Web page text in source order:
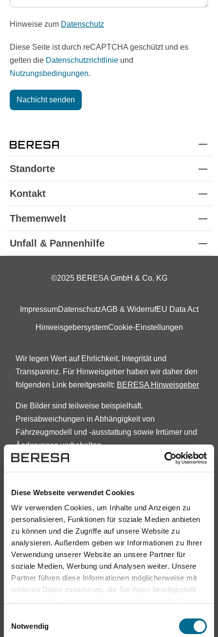
Diese Webseite verwendet Cookies
Wir verwenden Cookies, um Inhalte und Anzeigen zu
personalisieren, Funktionen für soziale Medien anbieten
zu können und die Zugriffe auf unsere Website zu
analysieren. Außerdem geben wir Informationen zu Ihrer
Verwendung unserer Website an unsere Partner für
soziale Medien, Werbung und Analysen weiter. Unsere
Partner führen diese Informationen möglicherweise mit
weiteren Daten zusammen, die Sie ihnen bereitgestellt
Cookies, wenn Sie unsere Webseite weiterhin nutzen.
Notwendig
Hinweise zum Datenschutz
Diese Seite ist durch reCAPTCHA geschützt und es
gelten die Datenschutzrichtlinie und
Nutzungsbedingungen.
Nachicht senden
Standorte
Kontakt
Themenwelt
Unfall & Pannenhilfe
©2025 BERESA GmbH & Co. KG
ImpressumDatenschutzAGB & WiderrufEU Data Act
HinweisgebersystemCookie-Einstellungen
Wir legen Wert auf Ehrlichkeit, Integrität und
Transparenz. Für Hinweisgeber haben wir daher den
folgenden Link bereitgestellt: BERESA Hinweisgeber
Die Bilder sind teilweise beispielhaft.
Preisabweichungen in Abhängigkeit von
Fahrzeugmodell und -ausstattung sowie Irrtümer und
Änderungen vorbehalten.
Darlehensgeber: Openbank Deutschland AG ,
Vorstehende Angaben stellen zugleich das 2/3-
Beispiel nach § 17 Abs. 4 PAngV dar. Bonität
vorausgesetzt. Die Vorab-Kreditwürdigkeitsprüfung ist
ein kostenloser Service der Santander Consumer
Bank AG. Die Finanzierungsrate berücksichtigt eine
Laufzeit von min. 60 Monaten, eine Laufleistung von
10.000 km/Jahr und eine Schlussrate die mit
individuellen Optionen verändert werden kann.
(E)Die Höhe des gewährten Preisvorteils ist
enthalten.